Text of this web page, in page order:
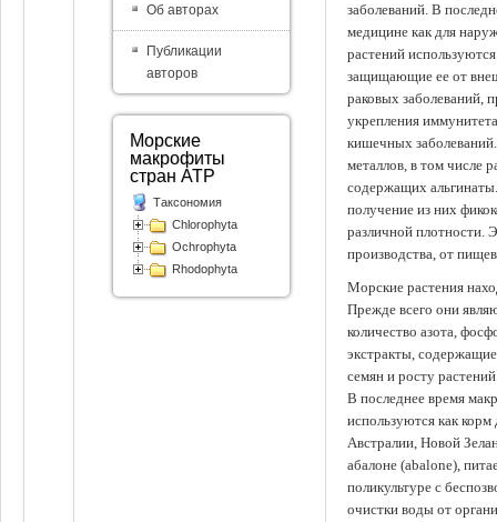
заболеваний. В
медицине как для
растений
защищающие ее от
раковых заболеваний,
укрепления
кишечных
металлов, в том числе
содержащих
получение из них
различной плотности.
производства, от
Морские растения
Прежде всего они
количество азота,
экстракты,
семян и росту
В последнее время
используются как
Австралии, Новой
абалоне (abalone),
поликультуре с
очистки воды от
Об авторах
Публикации
авторов
Морские
макрофиты
стран АТР
Таксономия
Chlorophyta
Ochrophyta
Rhodophyta